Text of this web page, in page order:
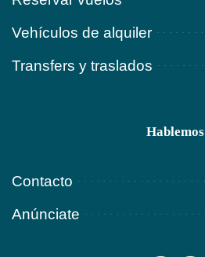
Vehículos de alquiler
Transfers y traslados
Hablemos
Contacto
Anúnciate